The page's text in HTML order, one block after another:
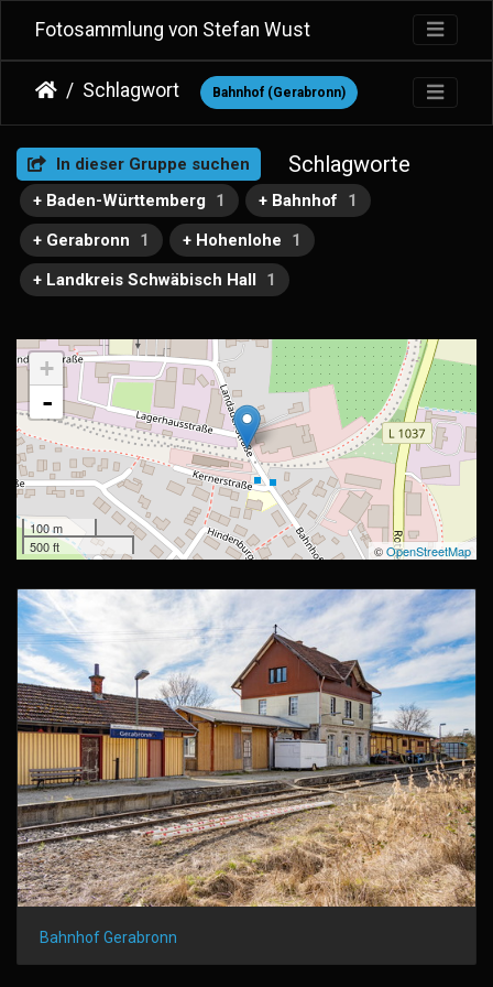
Fotosammlung von Stefan Wust
Schlagwort Bahnhof (Gerabronn)
In dieser Gruppe suchen Schlagworte
+ Baden-Württemberg 1 + Bahnhof
1
+ Gerabronn
1 + Hohenlohe
1
+ Landkreis Schwäbisch Hall
1
+
-
100 m
500 ft
©OpenStreetMap
Bahnhof Gerabronn